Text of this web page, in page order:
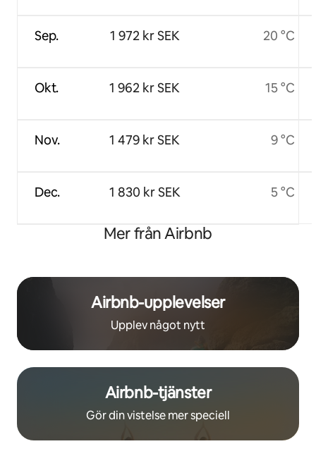
Sep.
Okt.
Nov.
Dec.
1 972 kr SEK
1 962 kr SEK
1 479 kr SEK
1 830 kr SEK
20 °C
15 °C
9 °C
5 °C
Mer från Airbnb
Airbnb-upplevelser
Upplev något nytt
Airbnb-tjänster
Gör din vistelse mer speciell